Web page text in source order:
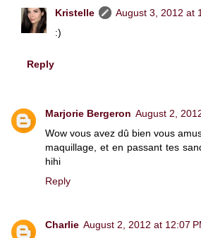
Kristelle
August 3, 2012 at
:)
Reply
Marjorie Bergeron August 2,
Wow vous avez dû bien vous
maquillage, et en passant tes
hihi
Reply
Charlie August 2, 2012 at 12:07